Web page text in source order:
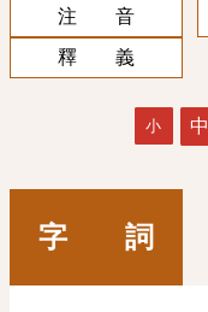
注 音
釋 義
小 中
字 詞